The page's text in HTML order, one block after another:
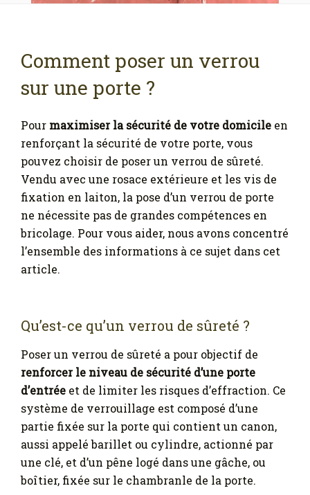
Comment poser un verrou
sur une porte ?
Pour maximiser la sécurité de votre domicile en
renforçant la sécurité de votre porte, vous
pouvez choisir de poser un verrou de sûreté.
Vendu avec une rosace extérieure et les vis de
fixation en laiton, la pose d’un verrou de porte
ne nécessite pas de grandes compétences en
bricolage. Pour vous aider, nous avons concentré
l’ensemble des informations à ce sujet dans cet
article.
Qu’est-ce qu’un verrou de sûreté ?
Poser un verrou de sûreté a pour objectif de
renforcer le niveau de sécurité d’une porte
d’entrée et de limiter les risques d’effraction. Ce
système de verrouillage est composé d’une
partie fixée sur la porte qui contient un canon,
aussi appelé barillet ou cylindre, actionné par
une clé, et d’un pêne logé dans une gâche, ou
boîtier, fixée sur le chambranle de la porte.